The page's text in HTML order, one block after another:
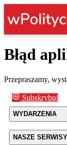
Błąd
Przepraszamy,
Subskrybuj
WYDARZENIA
NASZE SERWISY